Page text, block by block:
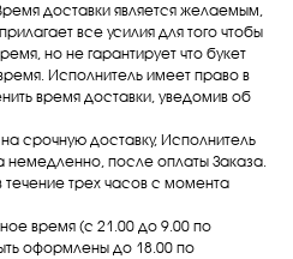
доставки является желаемым,
все усилия для того чтобы
но не гарантирует что букет
Исполнитель имеет право в
время доставки, уведомив об
срочную доставку, Исполнитель
немедленно, после оплаты Заказа.
трех часов с момента
время (с 21.00 до 9.00 по
оформлены до 18.00 по